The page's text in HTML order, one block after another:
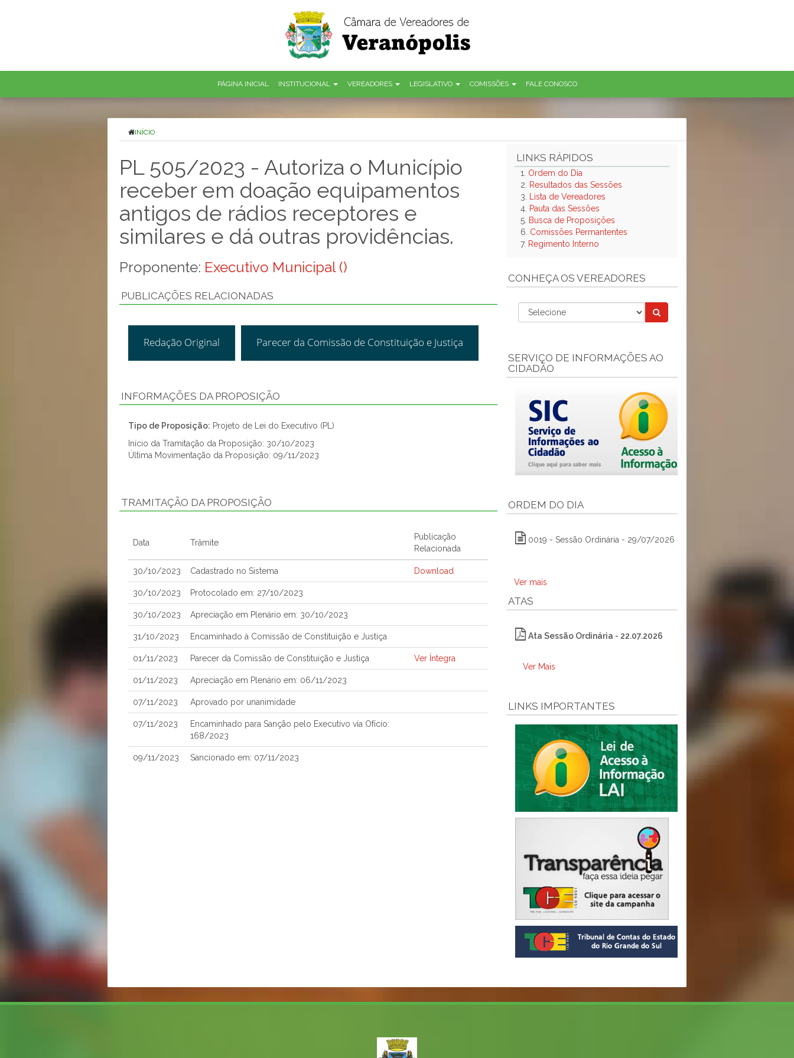
PÁGINA INICIAL INSTITUCIONAL VEREADORES LEGISLATIVO COMISSÕES FALE CONOSCO
INÍCIO
PL 505/2023 - Autoriza o Município
receber em doação equipamentos
antigos de rádios receptores e
similares e dá outras providências.
Proponente: Executivo Municipal ()
PUBLICAÇÕES RELACIONADAS
Redação Original Parecer da Comissão de Constituição e Justiça
INFORMAÇÕES DA PROPOSIÇÃO
Tipo de Proposição: Projeto de Lei do Executivo (PL)
Início da Tramitação da Proposição: 30/10/2023
Última Movimentação da Proposição: 09/11/2023
TRAMITAÇÃO DA PROPOSIÇÃO
Data Trâmite
Publicação
Relacionada
30/10/2023 Cadastrado no Sistema Download
30/10/2023 Protocolado em: 27/10/2023
30/10/2023 Apreciação em Plenário em: 30/10/2023
31/10/2023 Encaminhado à Comissão de Constituição e Justiça
01/11/2023 Parecer da Comissão de Constituição e Justiça Ver Íntegra
01/11/2023 Apreciação em Plenário em: 06/11/2023
07/11/2023 Aprovado por unanimidade
07/11/2023
Encaminhado para Sanção pelo Executivo via Ofício:
168/2023
09/11/2023 Sancionado em: 07/11/2023
LINKS RÁPIDOS
1. Ordem do Dia
2.
Resultados das Sessões
3.
Lista de Vereadores
4. Pauta das Sessões
5. Busca de Proposições
6. Comissões Permantentes
7. Regimento Interno
CONHEÇA OS VEREADORES
SERVIÇO DE INFORMAÇÕES AO
CIDADÃO
ORDEM DO DIA
0019 - Sessão Ordinária - 29/07/2026
Ver mais
ATAS
Ata Sessão Ordinária - 22.07.2026
Ver Mais
LINKS IMPORTANTES